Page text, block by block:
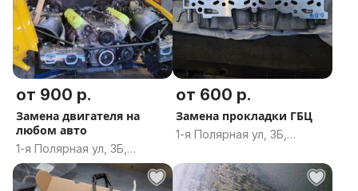
от 900 р.
Замена двигателя на
любом авто
1-я Полярная ул, 3Б,
Витебск, Витебская
область
от 600 р.
Замена прокладки ГБЦ
1-я Полярная ул, 3Б,
область